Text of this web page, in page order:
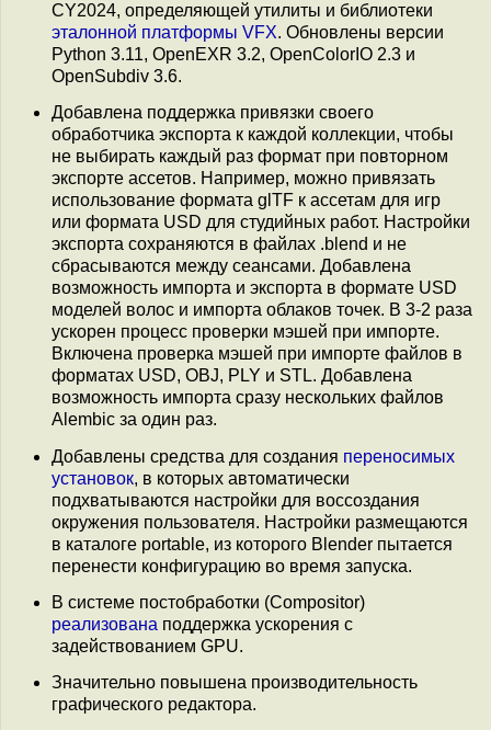
CY2024, определяющей утилиты и библиотеки
эталонной платформы VFX. Обновлены версии
Python 3.11, OpenEXR 3.2, OpenColorIO 2.3 и
OpenSubdiv 3.6.
Добавлена поддержка привязки своего
обработчика экспорта к каждой коллекции, чтобы
не выбирать каждый раз формат при повторном
экспорте ассетов. Например, можно привязать
использование формата glTF к ассетам для игр
или формата USD для студийных работ. Настройки
экспорта сохраняются в файлах .blend и не
сбрасываются между сеансами. Добавлена
возможность импорта и экспорта в формате USD
моделей волос и импорта облаков точек. В 3-2 раза
ускорен процесс проверки мэшей при импорте.
Включена проверка мэшей при импорте файлов в
форматах USD, OBJ, PLY и STL. Добавлена
возможность импорта сразу нескольких файлов
Alembic за один раз.
Добавлены средства для создания переносимых
установок, в которых автоматически
подхватываются настройки для воссоздания
окружения пользователя. Настройки размещаются
в каталоге portable, из которого Blender пытается
перенести конфигурацию во время запуска.
В системе постобработки (Compositor)
реализована поддержка ускорения с
задействованием GPU.
Значительно повышена производительность
графического редактора.